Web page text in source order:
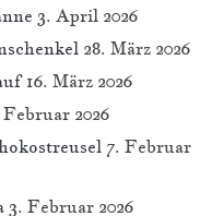
3. April 2026
28. März 2026
16. März 2026
Februar 2026
7. Februar
3. Februar 2026